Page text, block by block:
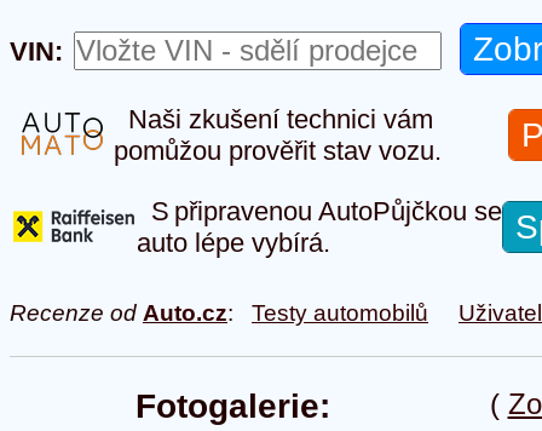
VIN:
Naši zkušení technici vám
pomůžou prověřit stav vozu.
S připravenou AutoPůjčkou se
auto lépe vybírá.
Recenze od Auto.cz: Testy automobilů
(
Fotogalerie: